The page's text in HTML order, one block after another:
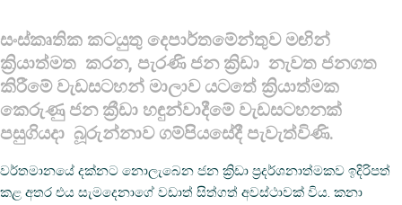
සංස්කෘතික කටයුතු දෙපාර්තමේන්තුව මඟින්
ක්‍රියාත්මත කරන, පැරණි ජන ක්‍රිඩා නැවත ජනගත
කිරීමේ වැඩසටහන් මාලාව යටතේ ක්‍රියාත්මක
කෙරුණු ජන ක්‍රීඩා හඳුන්වාදීමේ වැඩසටහනක්
පසුගියදා බූරුන්නාව ගම්පියසේදී පැවැත්විණි.
වර්තමානයේ දක්නට නොලැබෙන ජන ක්‍රිඩා ප්‍රදර්ශනාත්මකව ඉදිරිපත්
කළ අතර එය සැමදෙනාගේ වඩාත් සිත්ගත් අවස්ථාවක් විය. කනා